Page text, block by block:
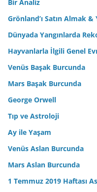
Bir Analiz
Grönland’ı Satın Almak &
Dünyada Yangınlarda
Hayvanlarla İlgili Genel
Venüs Başak Burcunda
Mars Başak Burcunda
George Orwell
Tıp ve Astroloji
Ay ile Yaşam
Venüs Aslan Burcunda
Mars Aslan Burcunda
1 Temmuz 2019 Haftası